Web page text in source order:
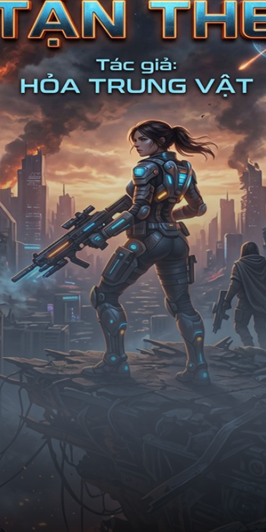
Chữa Lành
Sủng
Trả Thù
Gia Đình
Hài Hước
Trọng Sinh
Hào Môn Thế Gia
Sảng Văn
Ngược
Xuyên Không
Tiểu Thuyết
Đoản Văn
Tổng Tài
Hệ Thống
Truy Thê
Cung Đấu
Huyền Huyễn
Dưỡng Thê
Hư Cấu Kỳ Ảo
Gia Đấu
Kinh Dị
Gương Vỡ Không Lành